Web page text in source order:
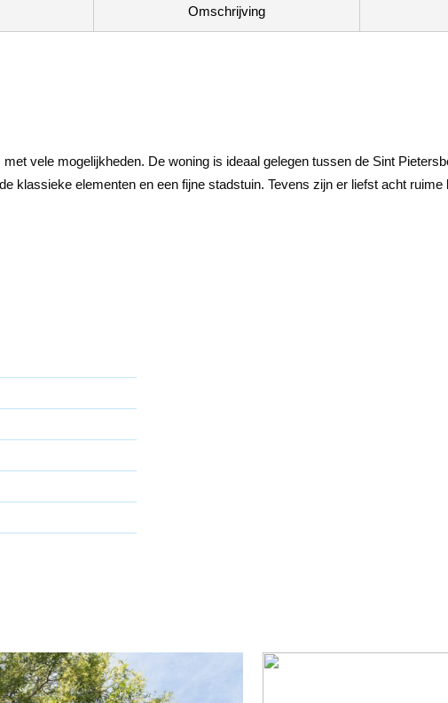
Omschrijving
vele mogelijkheden. De woning is ideaal gelegen tussen de Sint
klassieke elementen en een fijne stadstuin. Tevens zijn er liefst acht